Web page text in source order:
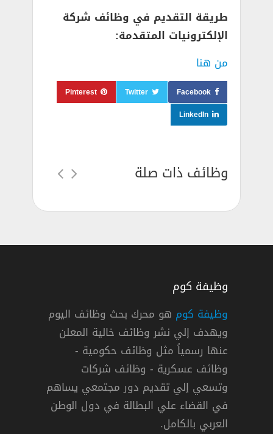
طريقة التقديم في وظائف شركة
الإلكترونيات المتقدمة:
من هنا
Facebook
Twitter
Pinterest
LinkedIn
وظائف ذات صلة
دوام كامل
وظيفة كوم
وظيفة كوم هو محرك بحث وظائف اليوم
ويهدف إلي نشر وظائف خالية المعلن
عنها رسمياً مثل وظائف حكومية -
وظائف عسكرية - وظائف شركات
وتسعي إلي تقديم دور مجتمعي يساهم
في القضاء علي البطالة في دول الوطن
العربي بالكامل.